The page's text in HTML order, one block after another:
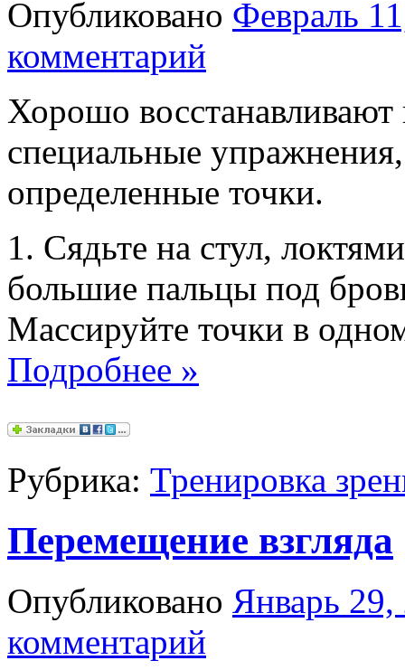
Опубликовано Февраль
комментарий
Хорошо восстанавливают
специальные
определенные точки.
1. Сядьте на стул,
большие пальцы под
Массируйте точки в
Подробнее »
Рубрика: Тренировка
Перемещение взгляда
Опубликовано Январь 29,
комментарий